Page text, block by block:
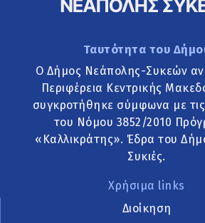
Ταυτότητα του
Ο Δήμος Νεάπολης-Συκεών
Περιφέρεια Κεντρικής
συγκροτήθηκε σύμφωνα με τις
του Νόμου 3852/2010
«Καλλικράτης». Έδρα του
Συκιές.
Χρήσιμα links
Διοίκηση